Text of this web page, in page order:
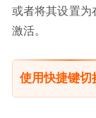
或者将其设置为
激活。
使用快捷键切